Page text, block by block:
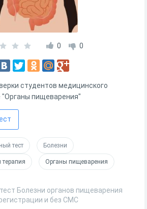
0 0
студентов медицинского
"Органы пищеварения"
тест Болезни
терапия Органы пищеварения
Болезни органов пищеварения
и без СМС